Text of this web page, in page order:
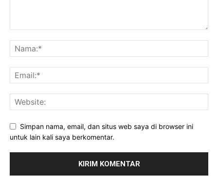
Simpan nama, email, dan situs web saya di browser ini
untuk lain kali saya berkomentar.